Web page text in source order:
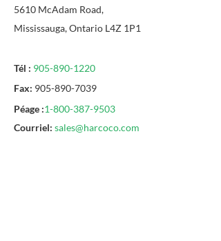
5610 McAdam Road,
Mississauga, Ontario L4Z 1P1
Tél : 905-890-1220
Fax: 905-890-7039
Péage :1-800-387-9503
Courriel: sales@harcoco.com